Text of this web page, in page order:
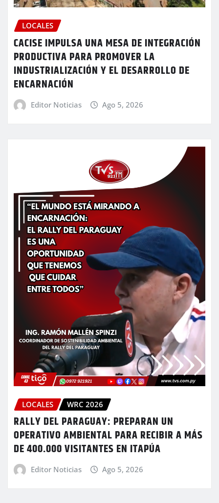
LOCALES
CACISE IMPULSA UNA MESA DE INTEGRACIÓN
PRODUCTIVA PARA PROMOVER LA
INDUSTRIALIZACIÓN Y EL DESARROLLO DE
ENCARNACIÓN
Editor Noticias Ago 5, 2026
LOCALES WRC 2026
RALLY DEL PARAGUAY: PREPARAN UN
OPERATIVO AMBIENTAL PARA RECIBIR A MÁS
DE 400.000 VISITANTES EN ITAPÚA
Editor Noticias Ago 5, 2026